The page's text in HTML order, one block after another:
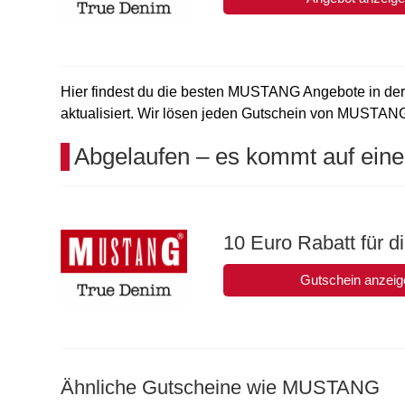
Hier findest du die besten MUSTANG Angebote in
aktualisiert. Wir lösen jeden Gutschein von
Abgelaufen – es kommt auf
10 Euro Rabatt für
Gutschein
Ähnliche Gutscheine wie MUSTANG